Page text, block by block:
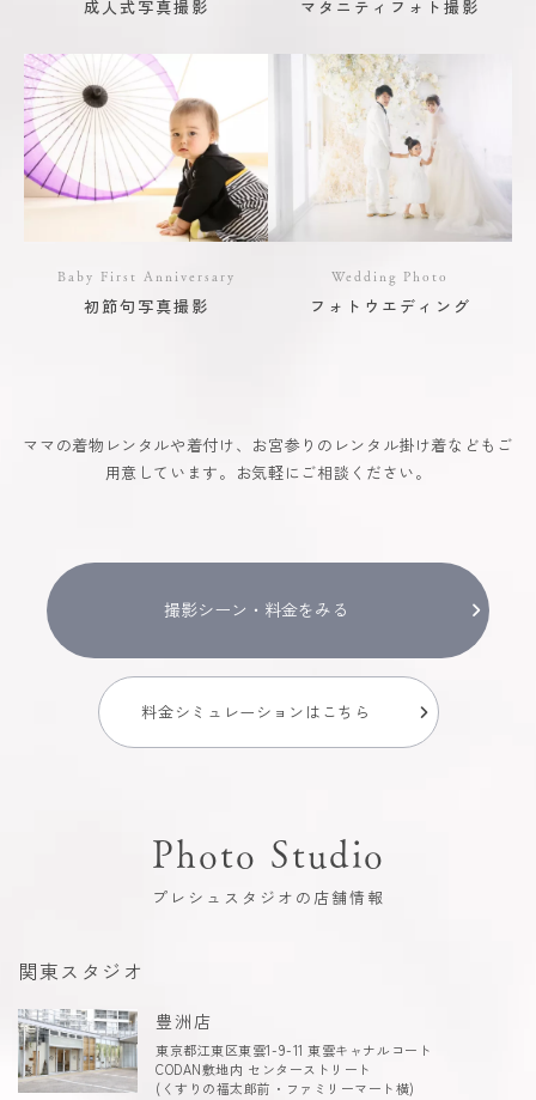
成人式写真撮影 マタニティフォト撮影
Baby First Anniversary
初節句写真撮影
Wedding Photo
フォトウエディング
ママの着物レンタルや着付け、お宮参りのレンタル掛け着などもご
用意しています。お気軽にご相談ください。
撮影シーン・料金をみる
料金シミュレーションはこちら
Photo Studio
プレシュスタジオの店舗情報
関東スタジオ
豊洲店
東京都江東区東雲1-9-11 東雲キャナルコート
CODAN敷地内 センターストリート
(くすりの福太郎前・ファミリーマート横)